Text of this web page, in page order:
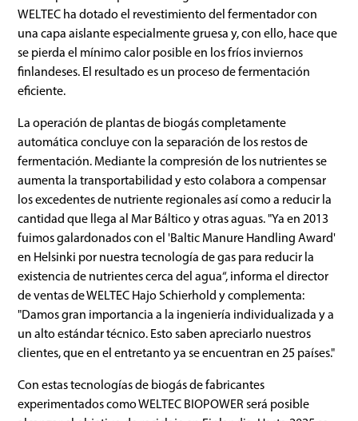
WELTEC ha dotado el revestimiento del fermentador con
una capa aislante especialmente gruesa y, con ello, hace que
se pierda el mínimo calor posible en los fríos inviernos
finlandeses. El resultado es un proceso de fermentación
eficiente.
La operación de plantas de biogás completamente
automática concluye con la separación de los restos de
fermentación. Mediante la compresión de los nutrientes se
aumenta la transportabilidad y esto colabora a compensar
los excedentes de nutriente regionales así como a reducir la
cantidad que llega al Mar Báltico y otras aguas. "Ya en 2013
fuimos galardonados con el 'Baltic Manure Handling Award'
en Helsinki por nuestra tecnología de gas para reducir la
existencia de nutrientes cerca del agua“, informa el director
de ventas de WELTEC Hajo Schierhold y complementa:
"Damos gran importancia a la ingeniería individualizada y a
un alto estándar técnico. Esto saben apreciarlo nuestros
clientes, que en el entretanto ya se encuentran en 25 países."
Con estas tecnologías de biogás de fabricantes
experimentados como WELTEC BIOPOWER será posible